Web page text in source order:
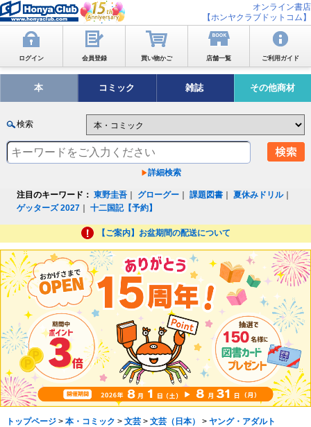
オンライン書店
【ホンヤクラブドットコム】
ログイン 会員登録 買い物かご 店舗一覧 ご利用ガイド
本 コミック 雑誌 その他商材
検索
詳細検索
注目のキーワード： 東野圭吾 グローグー ｜課題図書 ｜夏休みドリル｜
ゲッターズ 2027 ｜十二国記【予約】
【ご案内】お盆期間の配送について
トップページ> 本・コミック > 文芸> 文芸（日本） > ヤング・アダルト